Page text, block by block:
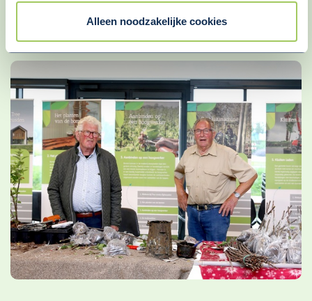
Alleen noodzakelijke cookies